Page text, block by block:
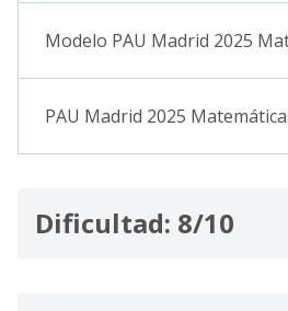
Modelo PAU Madrid 2025
PAU Madrid 2025
Dificultad: 8/10